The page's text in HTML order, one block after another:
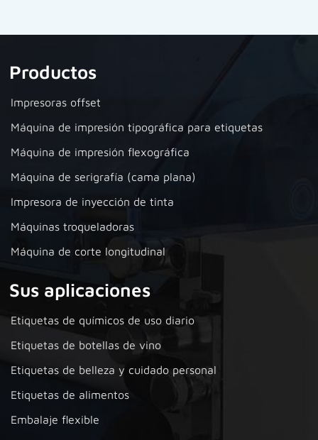
Productos
Impresoras offset
Máquina de impresión tipográfica para etiquetas
Máquina de impresión flexográfica
Máquina de serigrafía (cama plana)
Impresora de inyección de tinta
Máquinas troqueladoras
Máquina de corte longitudinal
Sus aplicaciones
Etiquetas de químicos de uso diario
Etiquetas de botellas de vino
Etiquetas de belleza y cuidado personal
Etiquetas de alimentos
Embalaje flexible